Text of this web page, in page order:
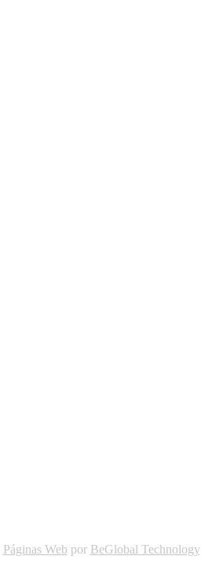
Páginas Web por BeGlobal Technology